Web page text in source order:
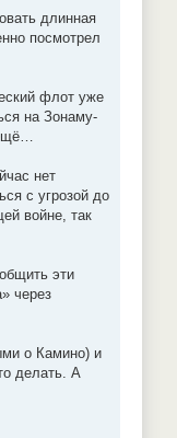
длинная
посмотрел
флот уже
на Зонаму-
нет
с угрозой до
войне, так
эти
через
о Камино) и
делать. А